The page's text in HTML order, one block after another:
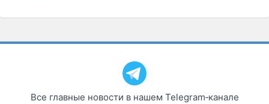
Все главные новости в нашем Telegram‑канале